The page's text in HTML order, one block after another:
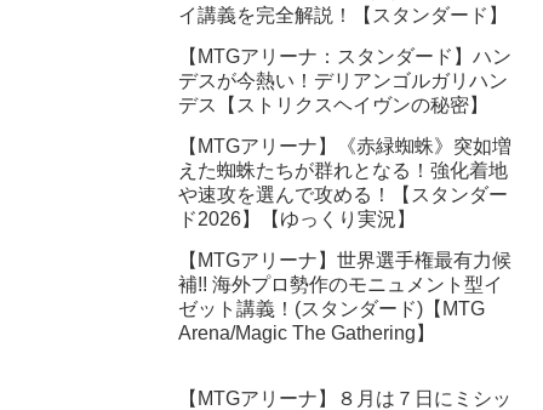
イ講義を完全解説！【スタンダード】
【MTGアリーナ：スタンダード】ハン
デスが今熱い！デリアンゴルガリハン
デス【ストリクスヘイヴンの秘密】
【MTGアリーナ】《赤緑蜘蛛》突如増
えた蜘蛛たちが群れとなる！強化着地
や速攻を選んで攻める！【スタンダー
ド2026】【ゆっくり実況】
【MTGアリーナ】世界選手権最有力候
補!! 海外プロ勢作のモニュメント型イ
ゼット講義！(スタンダード)【MTG
Arena/Magic The Gathering】
【MTGアリーナ】８月は７日にミシッ